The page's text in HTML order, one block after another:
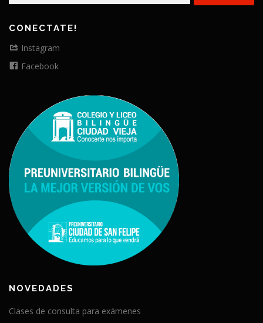
CONECTATE!
Instagram
Facebook
NOVEDADES
Clases de consulta para exámenes